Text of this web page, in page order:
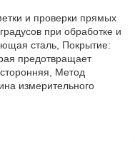
и проверки прямых
при обработке и
сталь, Покрытие:
предотвращает
Метод
измерительного